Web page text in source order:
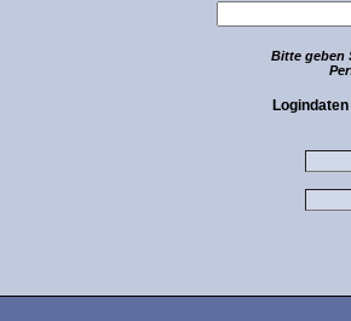
Bitte geben